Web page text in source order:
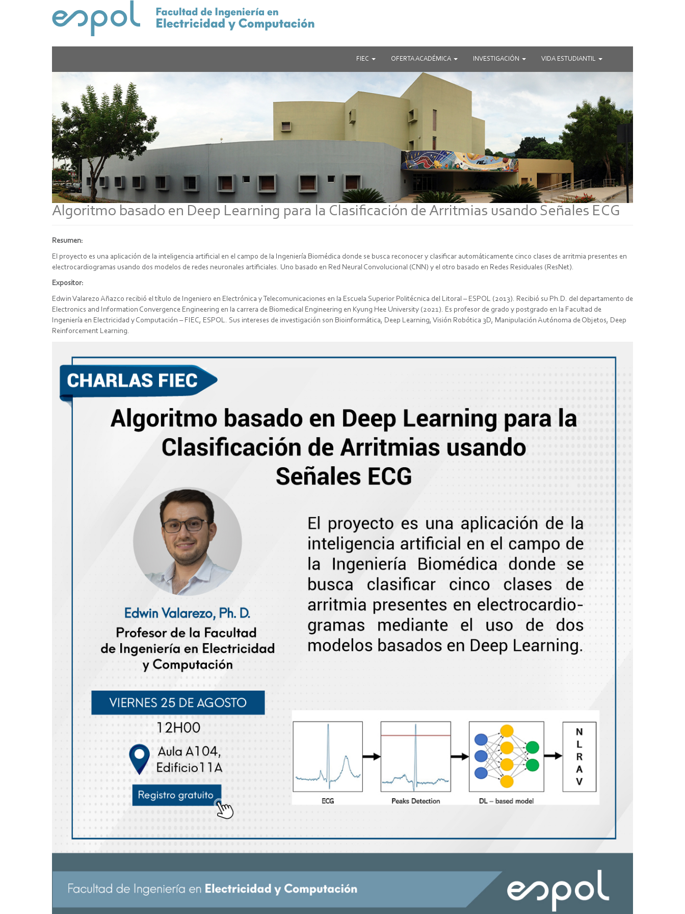
FIEC OFERTA ACADÉMICA INVESTIGACIÓN VIDA ESTUDIANTIL
Algoritmo basado en Deep Learning para la Clasificación de Arritmias usando Señales ECG
Resumen:
El proyecto es una aplicación de la inteligencia artificial en el campo de la Ingeniería Biomédica donde se busca reconocer y clasificar automáticamente cinco clases de arritmia presentes en
electrocardiogramas usando dos modelos de redes neuronales artificiales. Uno basado en Red Neural Convolucional (CNN) y el otro basado en Redes Residuales (ResNet).
Expositor:
Edwin Valarezo Añazco recibió el título de Ingeniero en Electrónica y Telecomunicaciones en la Escuela Superior Politécnica del Litoral – ESPOL (2013). Recibió su Ph.D. del departamento de
Electronics and Information Convergence Engineering en la carrera de Biomedical Engineering en Kyung Hee University (2021). Es profesor de grado y postgrado en la Facultad de
Ingeniería en Electricidad y Computación – FIEC, ESPOL. Sus intereses de investigación son Bioinformática, Deep Learning, Visión Robótica 3D, Manipulación Autónoma de Objetos, Deep
Reinforcement Learning.